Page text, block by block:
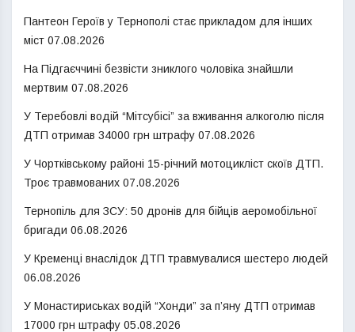
Пантеон Героїв у Тернополі стає прикладом для інших
міст 07.08.2026
На Підгаєччині безвісти зниклого чоловіка знайшли
мертвим 07.08.2026
У Теребовлі водій “Мітсубісі” за вживання алкоголю після
ДТП отримав 34000 грн штрафу 07.08.2026
У Чортківському районі 15-річний мотоцикліст скоїв ДТП.
Троє травмованих 07.08.2026
Тернопіль для ЗСУ: 50 дронів для бійців аеромобільної
бригади 06.08.2026
У Кременці внаслідок ДТП травмувалися шестеро людей
06.08.2026
У Монастириськах водій “Хонди” за п’яну ДТП отримав
17000 грн штрафу 05.08.2026